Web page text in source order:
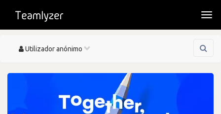
Toggle
Utilizador anónimo